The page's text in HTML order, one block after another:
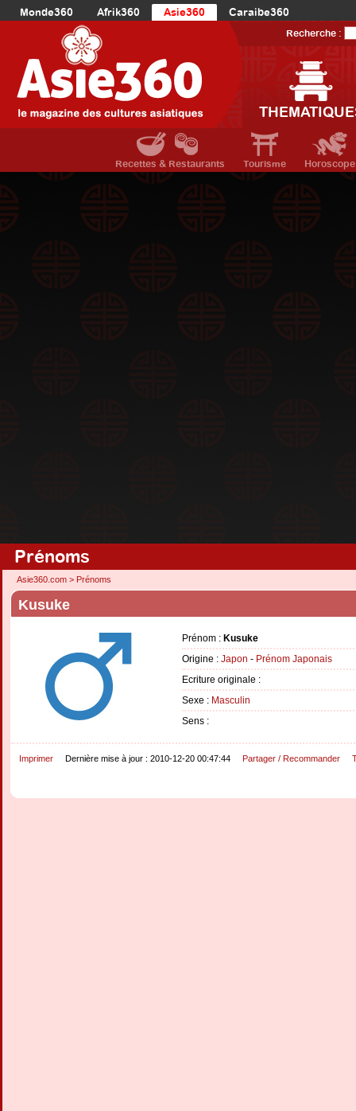
Monde360 Afrik360 Asie360
Caraibe360
Europe360
AmériqueDuNord360
Océanie360
Recherche :
Recettes & Restaurants Tourisme Horoscope
Prénoms
Asie360.com > Prénoms
Kusuke
Prénom : Kusuke
Origine : Japon - Prénom Japonais
Ecriture originale :
Sexe : Masculin
Sens :
Imprimer Dernière mise à jour : 2010-12-20 00:47:44 Partager / Recommander